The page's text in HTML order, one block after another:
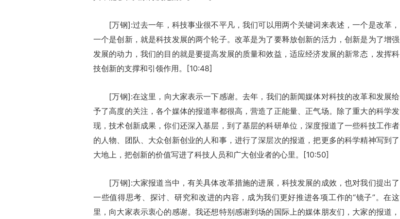
[万钢]:过去一年，科技事业很不平凡，我们可以用两个关键词来表述，一个是改革，
一个是创新，就是科技发展的两个轮子。改革是为了要释放创新的活力，创新是为了增强
发展的动力，我们的目的就是要提高发展的质量和效益，适应经济发展的新常态，发挥科
技创新的支撑和引领作用。[10:48]
[万钢]:在这里，向大家表示一下感谢。去年，我们的新闻媒体对科技的改革和发展给
予了高度的关注，各个媒体的报道率都很高，营造了正能量、正气场。除了重大的科学发
现，技术创新成果，你们还深入基层，到了基层的科研单位，深度报道了一些科技工作者
的人物、团队、大众创新创业的人和事，进行了深层次的报道，把更多的科学精神写到了
大地上，把创新的价值写进了科技人员和广大创业者的心里。[10:50]
[万钢]:大家报道当中，有关具体改革措施的进展，科技发展的成效，也对我们提出了
一些值得思考、探讨、研究和改进的内容，成为我们更好推进各项工作的“镜子”。在这
里，向大家表示衷心的感谢。我还想特别感谢到场的国际上的媒体朋友们，大家的报道，